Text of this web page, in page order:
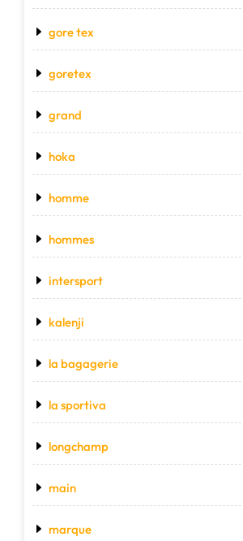
gore tex
goretex
grand
hoka
homme
hommes
intersport
kalenji
la bagagerie
la sportiva
longchamp
main
marque